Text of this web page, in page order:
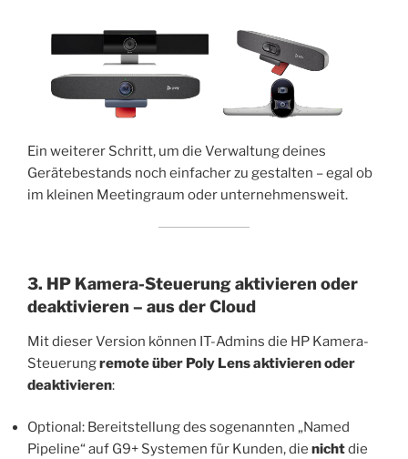
Ein weiterer Schritt, um die Verwaltung deines
Gerätebestands noch einfacher zu gestalten – egal ob
im kleinen Meetingraum oder unternehmensweit.
3. HP Kamera-Steuerung aktivieren oder
deaktivieren – aus der Cloud
Mit dieser Version können IT-Admins die HP Kamera-
Steuerungremote über Poly Lens aktivieren oder
deaktivieren:
Optional: Bereitstellung des sogenannten „Named
Pipeline“ auf G9+ Systemen für Kunden, die nichtdie